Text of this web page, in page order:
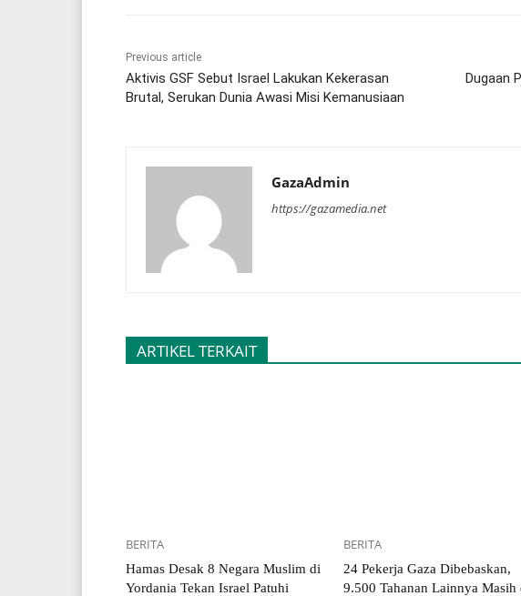
Previous article
Aktivis GSF Sebut Israel Lakukan Kekerasan
Brutal, Serukan Dunia Awasi Misi Kemanusiaan
Dugaan
GazaAdmin
https://gazamedia.net
ARTIKEL TERKAIT
BERITA
Hamas Desak 8 Negara Muslim di
Yordania Tekan Israel Patuhi
BERITA
24 Pekerja Gaza Dibebaskan,
9.500 Tahanan Lainnya Masih